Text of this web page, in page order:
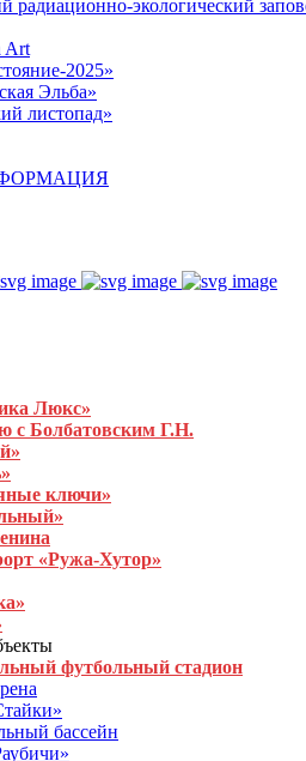
радиационно-экологический
Art
2025»
Эльба»
листопад»
Люкс»
с Болбатовским Г.Н.
ключи»
«Ружа-Хутор»
футбольный стадион
бассейн